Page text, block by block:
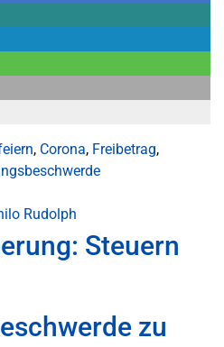
, Corona, Freibetrag,
Rudolph
Steuern
zu